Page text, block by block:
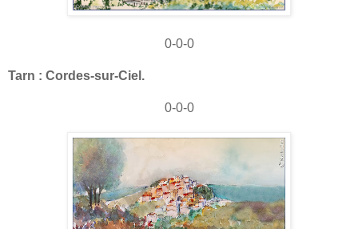
0-0-0
Tarn : Cordes-sur-Ciel.
0-0-0